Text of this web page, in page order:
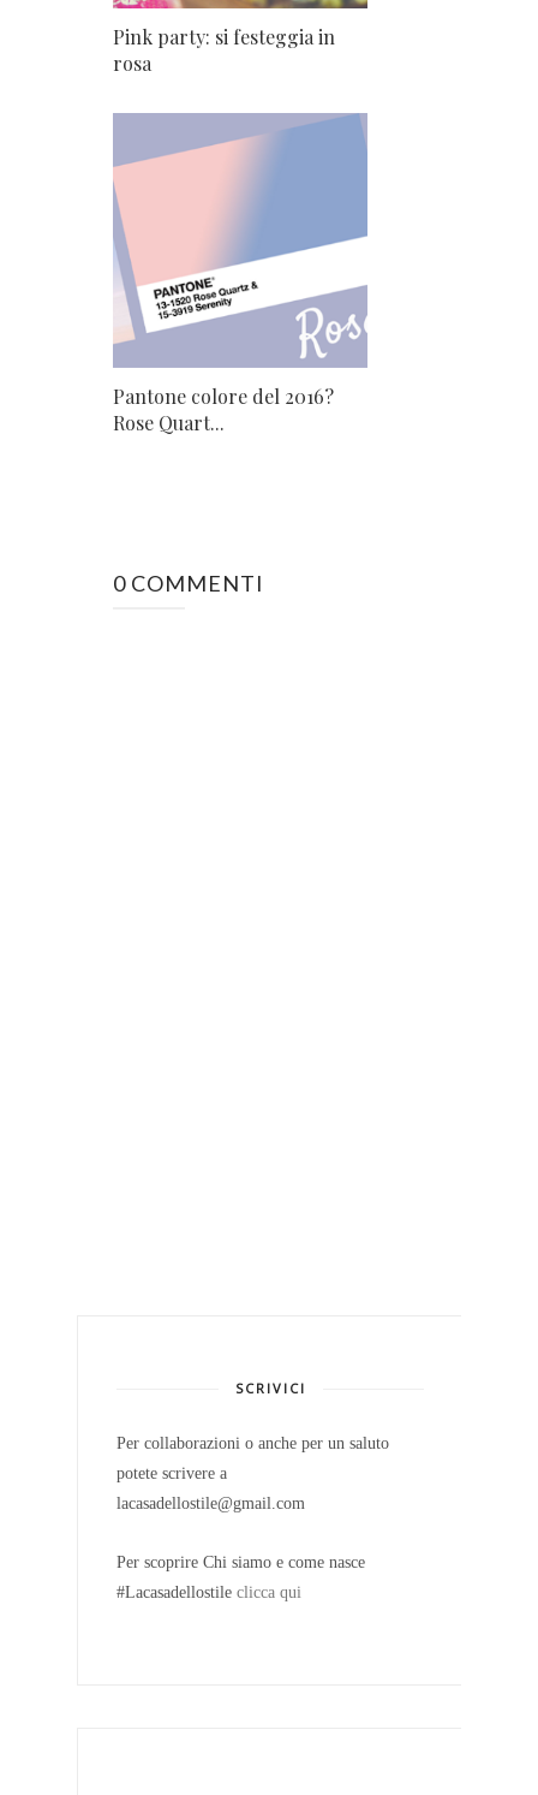
Pink party: si festeggia in
rosa
Pantone colore del 2016?
Rose Quart...
0 COMMENTI
SCRIVICI
Per collaborazioni o anche per un saluto
potete scrivere a
lacasadellostile@gmail.com
Per scoprire Chi siamo e come nasce
#Lacasadellostile clicca qui